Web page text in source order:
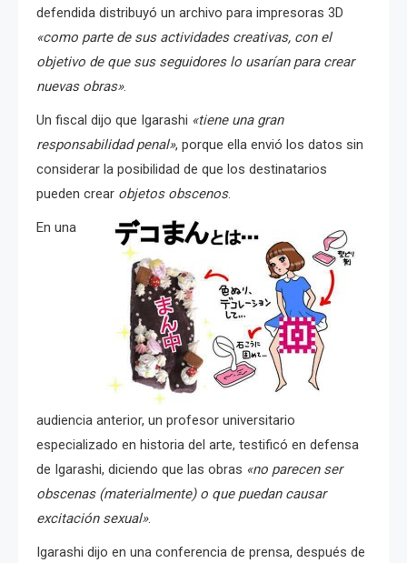
defendida distribuyó un archivo para impresoras 3D
«como parte de sus actividades creativas, con el
objetivo de que sus seguidores lo usarían para crear
nuevas obras».
Un fiscal dijo que Igarashi «tiene una gran
responsabilidad penal», porque ella envió los datos sin
considerar la posibilidad de que los destinatarios
pueden crear objetos obscenos.
En una
audiencia anterior, un profesor universitario
especializado en historia del arte, testificó en defensa
de Igarashi, diciendo que las obras «no parecen ser
obscenas (materialmente) o que puedan causar
excitación sexual».
Igarashi dijo en una conferencia de prensa, después de